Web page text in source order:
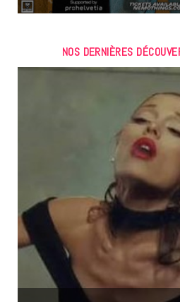
NOS DERNIÈRES